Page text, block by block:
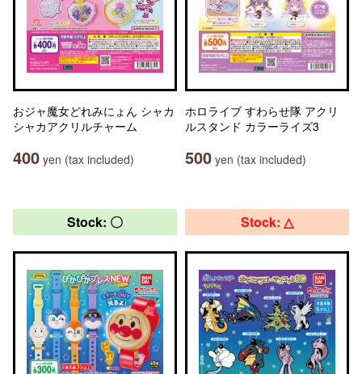
おジャ魔女どれみにょん シャカ
シャカアクリルチャーム
400 yen (tax included)
ホロライブ すわらせ隊 アクリ
ルスタンド カラーライズ3
500 yen (tax included)
Stock: 〇 Stock: △